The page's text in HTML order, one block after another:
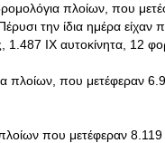
πλοίων, που
την ίδια ημέρα είχαν
ΙΧ αυτοκίνητα, 12
που μετέφεραν
που μετέφεραν